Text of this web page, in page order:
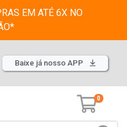
EM ATÉ 6X NO
Baixe já nosso APP
0